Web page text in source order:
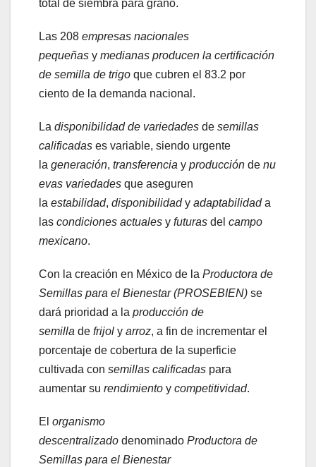
total de siembra para grano.
Las 208 empresas nacionales
pequeñas y medianas producen la certificación
de semilla de trigo que cubren el 83.2 por
ciento de la demanda nacional.
La disponibilidad de variedades de semillas
calificadas es variable, siendo urgente
la generación, transferencia y producción de nu
evas variedades que aseguren
la estabilidad, disponibilidady adaptabilidada
las condiciones actuales y futuras del campo
mexicano.
Con la creación en México de la Productora de
Semillas para el Bienestar (PROSEBIEN) se
dará prioridad a la producción de
semilla de frijol y arroz, a fin de incrementar el
porcentaje de cobertura de la superficie
cultivada con semillas calificadas para
aumentar su rendimiento y competitividad.
El organismo
descentralizado denominado Productora de
Semillas para el Bienestar